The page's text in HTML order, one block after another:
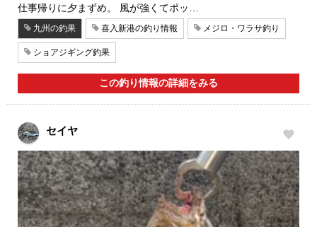
仕事帰りに夕まずめ。 風が強くてポッ…
九州の釣果 喜入新港の釣り情報 メジロ・ワラサ釣り
ショアジギング釣果
この釣り情報の詳細をみる
セイヤ